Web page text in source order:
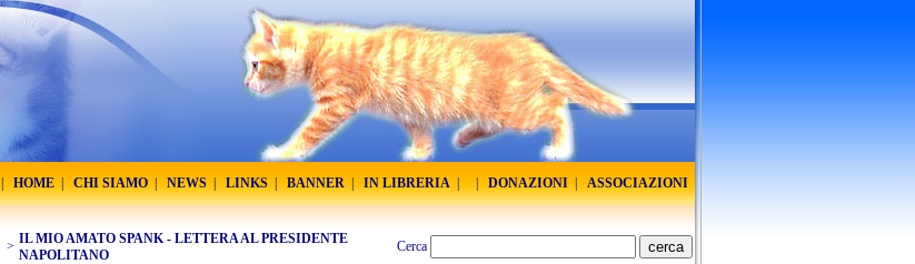
HOME CHI SIAMO NEWS LINKS BANNER IN LIBRERIA DONAZIONI ASSOCIAZIONI
> IL MIO AMATO SPANK - LETTERA AL PRESIDENTE
NAPOLITANO
Cerca